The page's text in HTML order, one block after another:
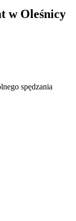
w Oleśnicy
spędzania